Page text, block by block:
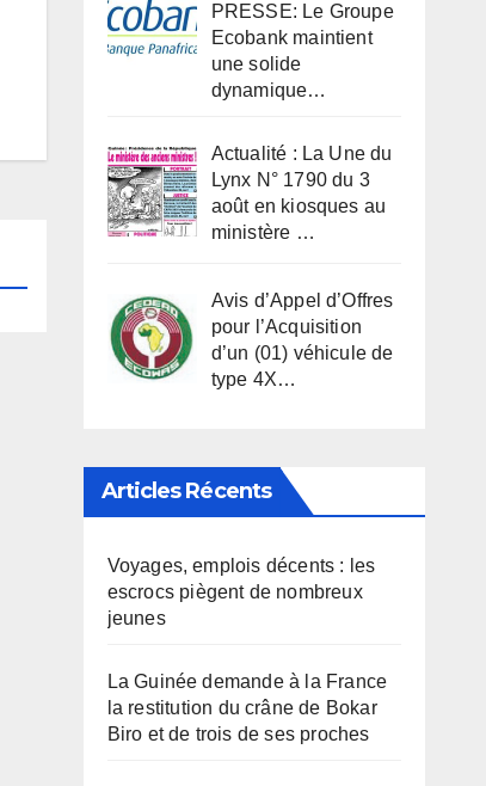
PRESSE: Le Groupe
Ecobank maintient
une solide
dynamique…
Actualité : La Une du
Lynx N° 1790 du 3
août en kiosques au
ministère …
Avis d’Appel d’Offres
pour l’Acquisition
d’un (01) véhicule de
type 4X…
Articles Récents
Voyages, emplois décents : les
escrocs piègent de nombreux
jeunes
La Guinée demande à la France
la restitution du crâne de Bokar
Biro et de trois de ses proches